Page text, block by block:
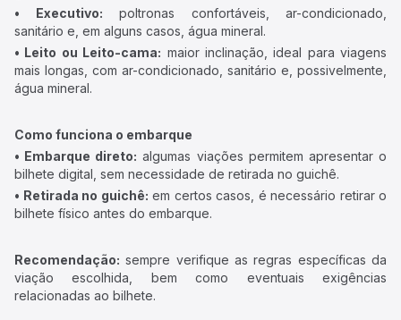
• Executivo: poltronas confortáveis, ar-condicionado,
sanitário e, em alguns casos, água mineral.
• Leito ou Leito-cama: maior inclinação, ideal para viagens
mais longas, com ar-condicionado, sanitário e, possivelmente,
água mineral.
Como funciona o embarque
• Embarque direto: algumas viações permitem apresentar o
bilhete digital, sem necessidade de retirada no guichê.
• Retirada no guichê: em certos casos, é necessário retirar o
bilhete físico antes do embarque.
Recomendação: sempre verifique as regras específicas da
viação escolhida, bem como eventuais exigências
relacionadas ao bilhete.